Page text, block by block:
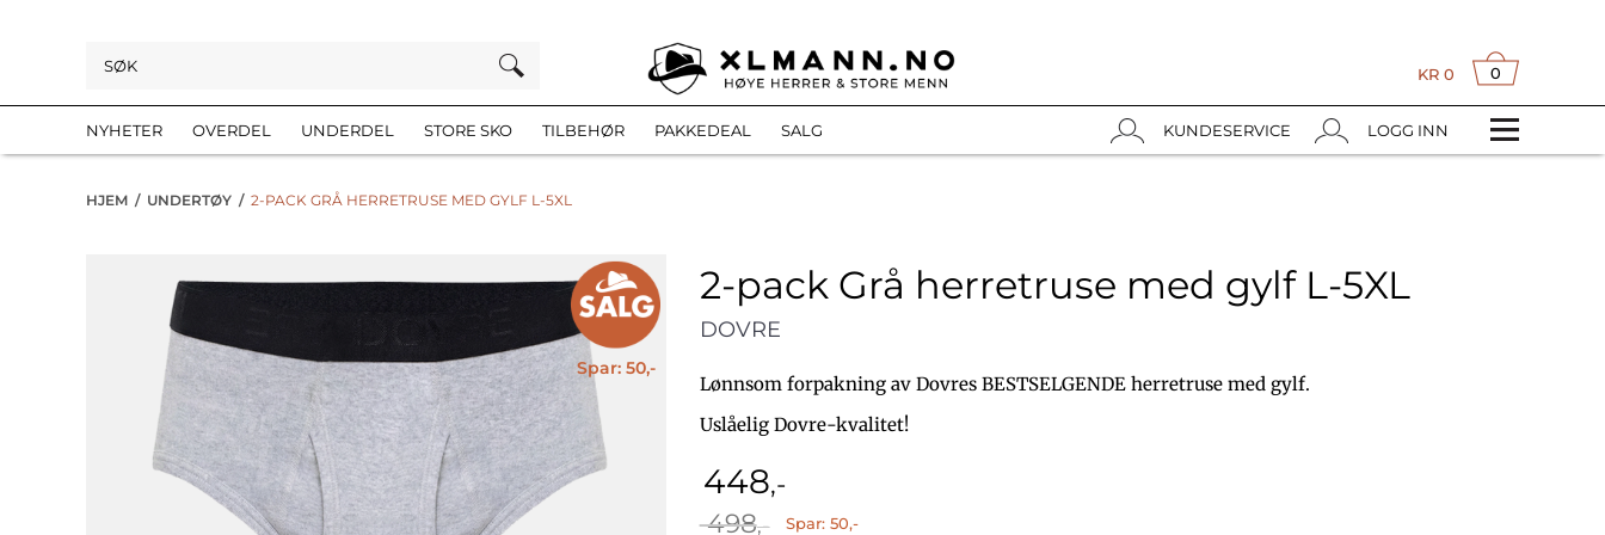
0
KR 0
NYHETER OVERDEL UNDERDEL STORE SKO TILBEHØR PAKKEDEAL SALG LOGG INN
KUNDESERVICE
HJEM / UNDERTØY / 2-PACK GRÅ HERRETRUSE MED GYLF L-5XL
Spar: 50,-
2-pack Grå herretruse med gylf L-5XL
DOVRE
Lønnsom forpakning av Dovres BESTSELGENDE herretruse med gylf.
Uslåelig Dovre-kvalitet!
498,-
O
448,-
N
Spar: 50,-